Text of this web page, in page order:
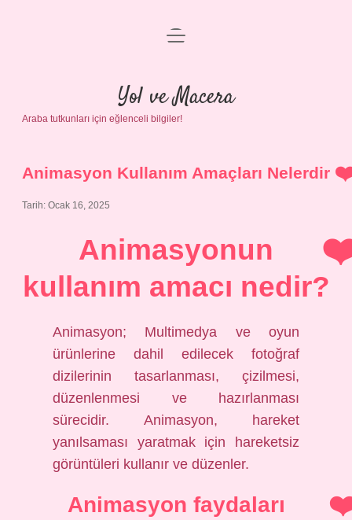
Anasayfa
Gizlilik Politikası
Yasal Uyarı
menüyü
Yol ve Macera
Araba tutkunları için eğlenceli bilgiler!
Animasyon Kullanım Amaçları Nelerdir
Tarih: Ocak 16, 2025
Animasyonun
kullanım amacı nedir?
Animasyon; Multimedya ve oyun
ürünlerine dahil edilecek fotoğraf
dizilerinin tasarlanması, çizilmesi,
düzenlenmesi ve hazırlanması
sürecidir. Animasyon, hareket
yanılsaması yaratmak için hareketsiz
görüntüleri kullanır ve düzenler.
Animasyon faydaları